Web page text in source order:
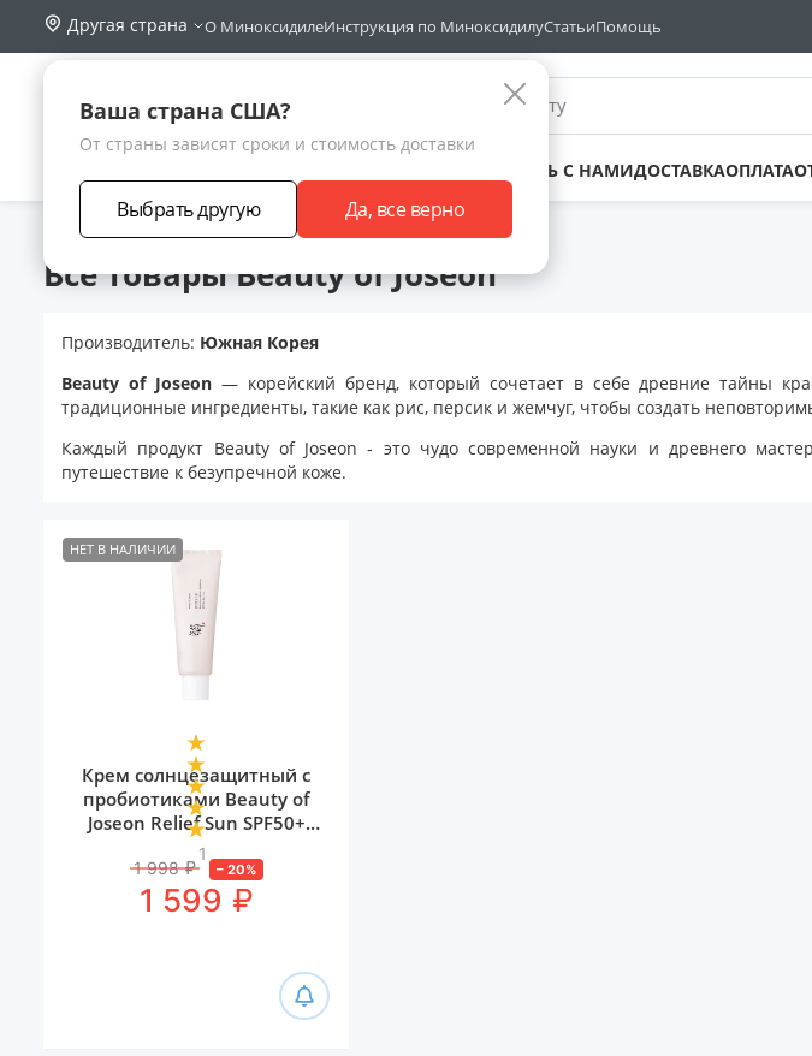
Другая страна
Ваша страна США?
От страны зависят сроки и стоимость доставки
Выбрать другую Да, все верно
О МиноксидилеИнструкция по МиноксидилуСтатьиПомощь
Поиск по сайту
ЗАРАБОТАТЬ С НАМИДОСТАВКАОПЛАТА
Главная Beauty of Joseon
Все товары Beauty of Joseon
Производитель: Южная Корея
Beauty of Joseon— корейский бренд, который сочетает в себе древние тайны
традиционные ингредиенты, такие как рис, персик и жемчуг, чтобы создать
Каждый продукт Beauty of Joseon - это чудо современной науки и древнего
путешествие к безупречной коже.
НЕТ В НАЛИЧИИ
1
Крем солнцезащитный с
пробиотиками Beauty of
Joseon Relief Sun SPF50+
PA++++, 50 мл
1 998 ₽ – 20%
1 599 ₽